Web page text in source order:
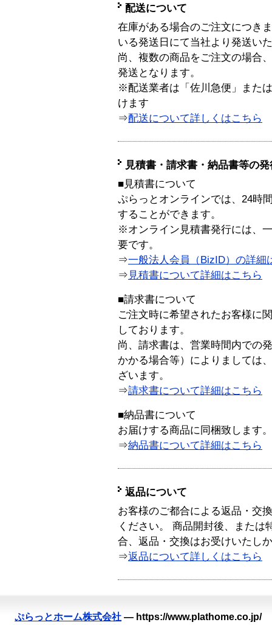
配送について
在庫がある場合のご注文につき
いる発送日にて当社より発送い
尚、複数の商品をご注文の場合
発送となります。
※配送業者は「佐川急便」また
けます
⇒配送について詳しくはこちら
見積書・請求書・納品書等の
■見積書について
ぷらっとオンラインでは、24時
することができます。
※オンライン見積書発行には、
要です。
⇒一般法人会員（BizID）の詳細
⇒ 見積書について詳細はこちら
■請求書について
ご注文時に希望されたお客様に
しております。
尚、請求書は、営業時間内での
かかる場合等）によりましては
ざいます。
⇒請求書について詳細はこちら
■納品書について
お届けする商品に同梱致します。
⇒納品書について詳細はこちら
返品について
お客様のご都合による返品・交
ください。 商品開封後、または
合、返品・交換はお受けいたし
⇒返品について詳しくはこちら
ぷらっとホーム株式会社 — https://www.plathome.co.jp/